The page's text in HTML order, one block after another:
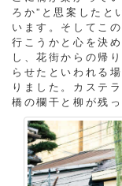
ろか”と思案したと
います。そしてこ
行こうかと心を決
し、花街からの帰
らせたといわれる
りました。カステ
橋の欄干と柳が残っ